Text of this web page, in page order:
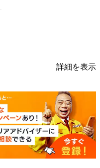
詳細を表示